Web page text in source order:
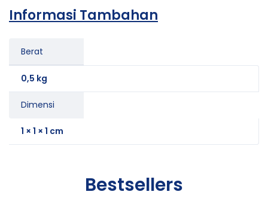
Informasi Tambahan
Berat
0,5 kg
Dimensi
1 × 1 × 1 cm
Bestsellers